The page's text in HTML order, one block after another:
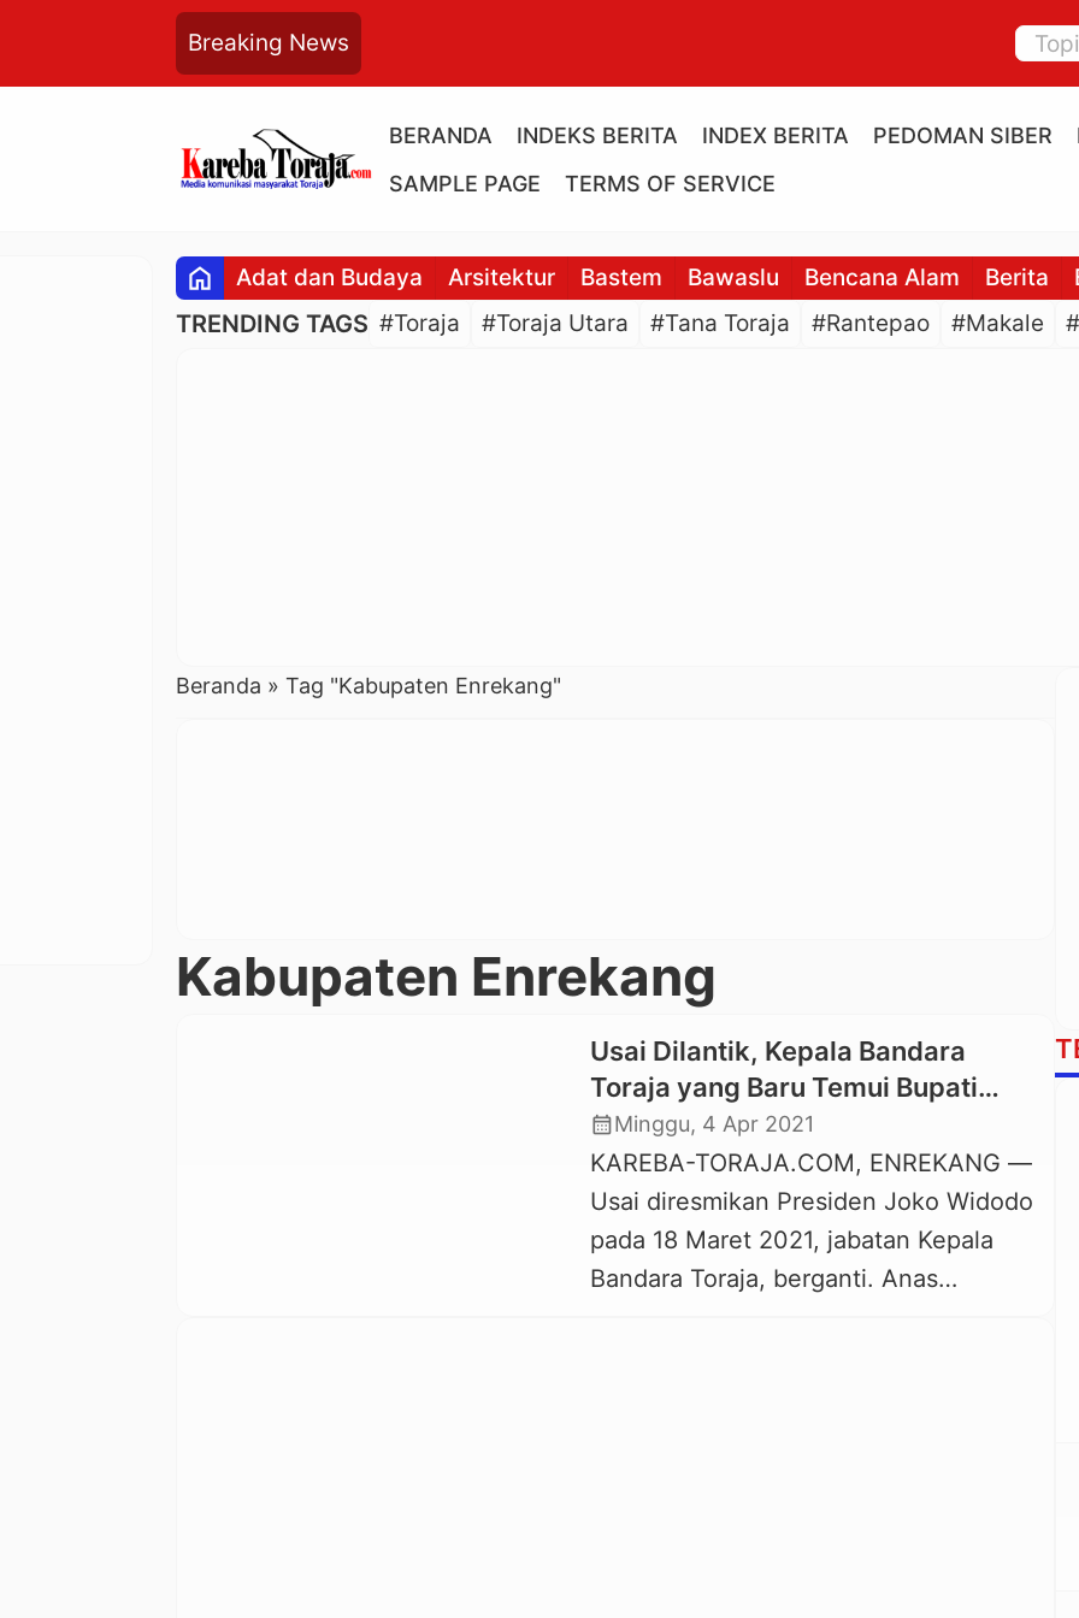
Breaking News
BERANDA INDEKS BERITA INDEX BERITA PEDOMAN SIBER
SAMPLE PAGE
TERMS OF SERVICE
home Adat dan Budaya Arsitektur Bastem Bawaslu Bencana Alam Berita
TRENDING TAGS #Toraja #Toraja Utara #Tana Toraja #Rantepao #Makale
Beranda » Tag "Kabupaten Enrekang"
Kabupaten Enrekang
Usai Dilantik, Kepala Bandara
Toraja yang Baru Temui Bupati
Enrekang
calendar_monthMinggu, 4 Apr 2021
KAREBA-TORAJA.COM, ENREKANG —
Usai diresmikan Presiden Joko Widodo
pada 18 Maret 2021, jabatan Kepala
Bandara Toraja, berganti. Anas